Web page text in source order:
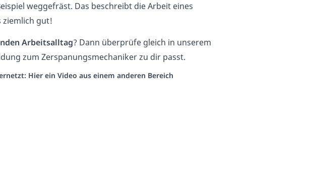
weggefräst. Das beschreibt die Arbeit eines
ziemlich gut!
Arbeitsalltag? Dann überprüfe gleich in unserem
zum Zerspanungsmechaniker zu dir passt.
Hier ein Video aus einem anderen Bereich